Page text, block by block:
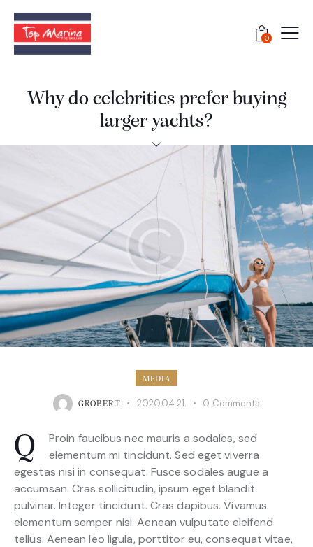
0
Why do celebrities prefer buying
larger yachts?
MEDIA
GROBERT 2020.04.21. 0 Comments
Q
Proin faucibus nec mauris a sodales, sed
elementum mi tincidunt. Sed eget viverra
egestas nisi in consequat. Fusce sodales augue a
accumsan. Cras sollicitudin, ipsum eget blandit
pulvinar. Integer tincidunt. Cras dapibus. Vivamus
elementum semper nisi. Aenean vulputate eleifend
tellus. Aenean leo ligula, porttitor eu, consequat vitae,